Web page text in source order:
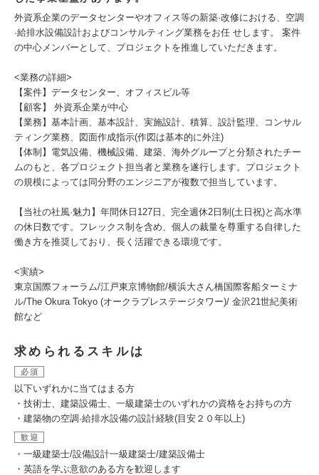
外資系企業のデータセンターやオフィス等の新築·改修における、空調
·給排水設備設計およびコンサルティング業務をお任 せします。 案件
の中心メンバーとして、プロジェクトを推進していただきます。
<業務の詳細>
【案件】データセンター、オフィスビル等
【顧客】 外資系企業が中心
【業務】基本計画、基本設計、実施設計、積算、設計監理、コンサル
ティング業務、図面作成指示(作図は基本的に外注)
【体制】電気設備、機械設備、建築、海外グループと分類されたチー
ムのもと、各プロジェクト担当者と業務を遂行します。プロジェクト
の規模によっては同分野のエンジニアが複数で担当しています。
【当社の社風·魅力】年間休日127日、完全週休2日制(土日祝)と高水準
の休日数です。フレックス制を含め、個人の裁量を尊重する自律した
働き方を推奨しており、長く活躍できる環境です。
<実績>
東京国際フォーラム/江戸東京博物館/横浜大さん橋国際客船ターミナ
ル/The Okura Tokyo (オークラプレステージタワー)/ 金沢21世紀美術
館など
求められるスキルは
必須
以下いずれかに当てはまる方
・技術士、建築設備士、一級建築士のいずれかの資格をお持ちの方
・建築物の空調·給排水設備の設計経験(目安２０年以上)
歓迎
・一級建築士/設備設計一級建築士/建築設備士
・英語を学ぶ意欲のある方を歓迎します